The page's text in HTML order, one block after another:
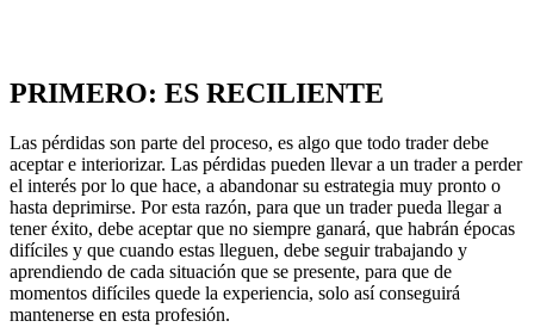
PRIMERO: ES RECILIENTE
Las pérdidas son parte del proceso, es algo que todo trader debe
aceptar e interiorizar. Las pérdidas pueden llevar a un trader a perder
el interés por lo que hace, a abandonar su estrategia muy pronto o
hasta deprimirse. Por esta razón, para que un trader pueda llegar a
tener éxito, debe aceptar que no siempre ganará, que habrán épocas
difíciles y que cuando estas lleguen, debe seguir trabajando y
aprendiendo de cada situación que se presente, para que de
momentos difíciles quede la experiencia, solo así conseguirá
mantenerse en esta profesión.